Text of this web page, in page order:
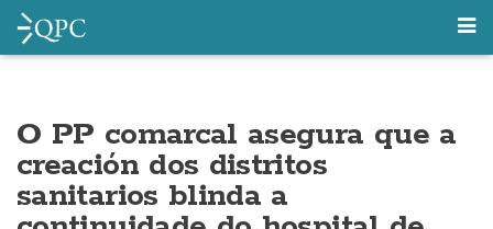
O PP comarcal asegura que a
creación dos distritos
sanitarios blinda a